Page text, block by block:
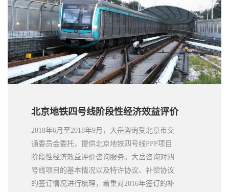
北京地铁四号线阶段性经济效益评价
2018年6月至2018年9月，大岳咨询受北京市交
通委员会委托，提供北京地铁四号线PPP项目
阶段性经济效益评价咨询服务。大岳咨询对四
号线项目的基本情况以及特许协议、补偿协议
的签订情况进行梳理，着重对2016年签订的补